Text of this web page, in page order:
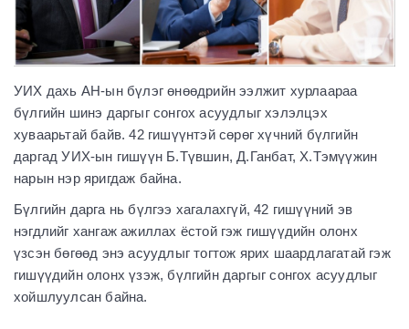
УИХ дахь АН-ын бүлэг өнөөдрийн ээлжит хурлаараа
бүлгийн шинэ даргыг сонгох асуудлыг хэлэлцэх
хуваарьтай байв. 42 гишүүнтэй сөрөг хүчний бүлгийн
даргад УИХ-ын гишүүн Б.Түвшин, Д.Ганбат, Х.Тэмүүжин
нарын нэр яригдаж байна.
Бүлгийн дарга нь бүлгээ хагалахгүй, 42 гишүүний эв
нэгдлийг хангаж ажиллах ёстой гэж гишүүдийн олонх
үзсэн бөгөөд энэ асуудлыг тогтож ярих шаардлагатай гэж
гишүүдийн олонх үзэж, бүлгийн даргыг сонгох асуудлыг
хойшлуулсан байна.